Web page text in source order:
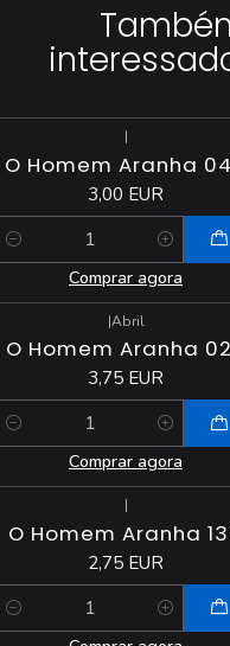
|
O Homem Aranha
3,00 EUR
Comprar agora
|Abril
O Homem Aranha
3,75 EUR
Comprar agora
|
O Homem Aranha
2,75 EUR